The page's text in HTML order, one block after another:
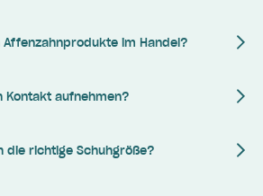
Affenzahnprodukte im Handel?
Kontakt aufnehmen?
die richtige Schuhgröße?